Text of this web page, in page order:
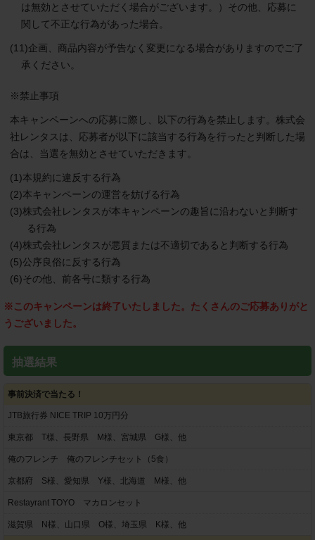
は無効とさせていただく場合がございます。）その他、応募に
関して不正な行為があった場合。
(11)企画、商品内容が予告なく変更になる場合がありますのでご了
承ください。
※禁止事項
本キャンペーンへの応募に際し、以下の行為を禁止します。株式会
社レンタスは、応募者が以下に該当する行為を行ったと判断した場
合は、当選を無効とさせていただきます。
(1)本規約に違反する行為
(2)本キャンペーンの運営を妨げる行為
(3)株式会社レンタスが本キャンペーンの趣旨に沿わないと判断す
る行為
(4)株式会社レンタスが悪質または不適切であると判断する行為
(5)公序良俗に反する行為
(6)その他、前各号に類する行為
※このキャンペーンは終了いたしました。たくさんのご応募ありがと
うございました。
抽選結果
事前決済で当たる！
JTB旅行券 NICE TRIP 10万円分
東京都 T様、長野県 M様、宮城県 G様、他
俺のフレンチ 俺のフレンチセット（5食）
京都府 S様、愛知県 Y様、北海道 M様、他
Restayrant TOYO マカロンセット
滋賀県 N様、山口県 O様、埼玉県 K様、他